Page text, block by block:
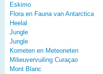
Eskimo
Flora en Fauna van Antarctica
Heelal
Jungle
Jungle
Kometen en Meteorieten
Milieuvervuiling Curaçao
Mont Blanc